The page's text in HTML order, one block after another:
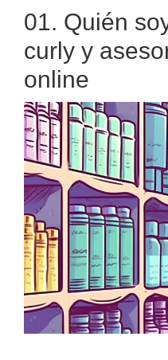
Philips
Achieva
PDF
01. Quién
curly y
online